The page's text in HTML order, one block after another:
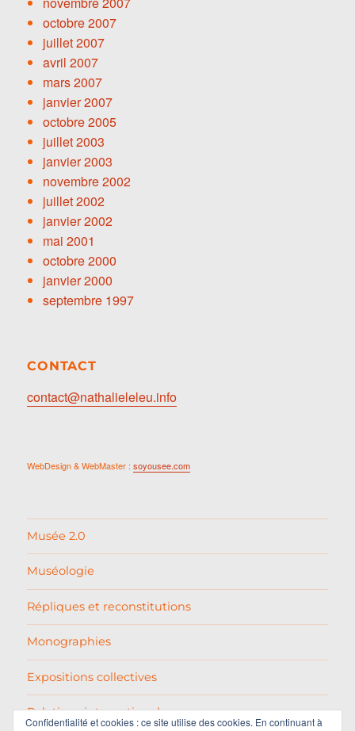
octobre 2007
juillet 2007
avril 2007
mars 2007
janvier 2007
octobre 2005
juillet 2003
janvier 2003
novembre 2002
juillet 2002
janvier 2002
mai 2001
octobre 2000
janvier 2000
septembre 1997
CONTACT
contact@nathalieleleu.info
WebDesign & WebMaster :soyousee.com
Musée 2.0
Muséologie
Répliques et reconstitutions
Monographies
Expositions collectives
Relations internationales
Confidentialité et cookies : ce site utilise des cookies. En continuant à